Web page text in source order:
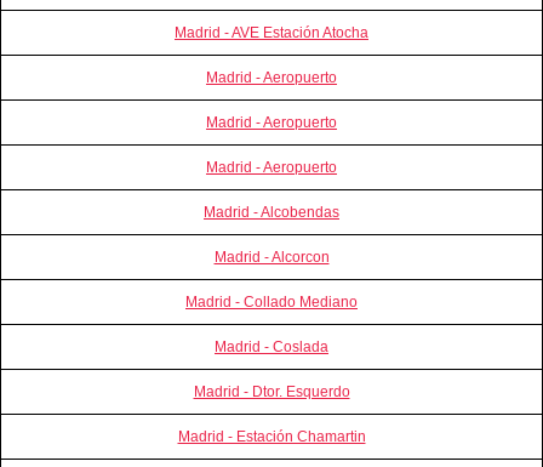
Madrid - AVE Estación Atocha
Madrid - Aeropuerto
Madrid - Aeropuerto
Madrid - Aeropuerto
Madrid - Alcobendas
Madrid - Alcorcon
Madrid - Collado Mediano
Madrid - Coslada
Madrid - Dtor. Esquerdo
Madrid - Estación Chamartin